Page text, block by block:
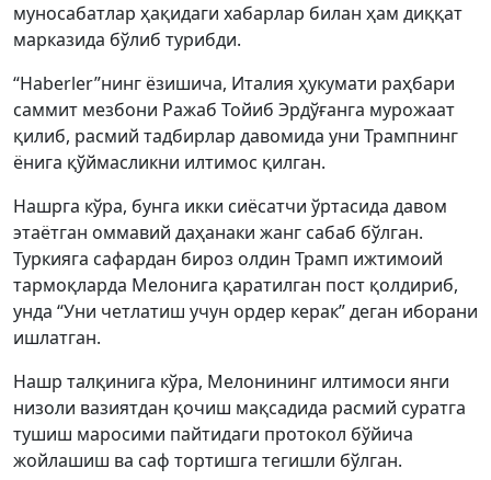
муносабатлар ҳақидаги хабарлар билан ҳам диққат
марказида бўлиб турибди.
“Haberler”нинг ёзишича, Италия ҳукумати раҳбари
саммит мезбони Ражаб Тойиб Эрдўғанга мурожаат
қилиб, расмий тадбирлар давомида уни Трампнинг
ёнига қўймасликни илтимос қилган.
Нашрга кўра, бунга икки сиёсатчи ўртасида давом
этаётган оммавий даҳанаки жанг сабаб бўлган.
Туркияга сафардан бироз олдин Трамп ижтимоий
тармоқларда Мелонига қаратилган пост қолдириб,
унда “Уни четлатиш учун ордер керак” деган иборани
ишлатган.
Нашр талқинига кўра, Мелонининг илтимоси янги
низоли вазиятдан қочиш мақсадида расмий суратга
тушиш маросими пайтидаги протокол бўйича
жойлашиш ва саф тортишга тегишли бўлган.